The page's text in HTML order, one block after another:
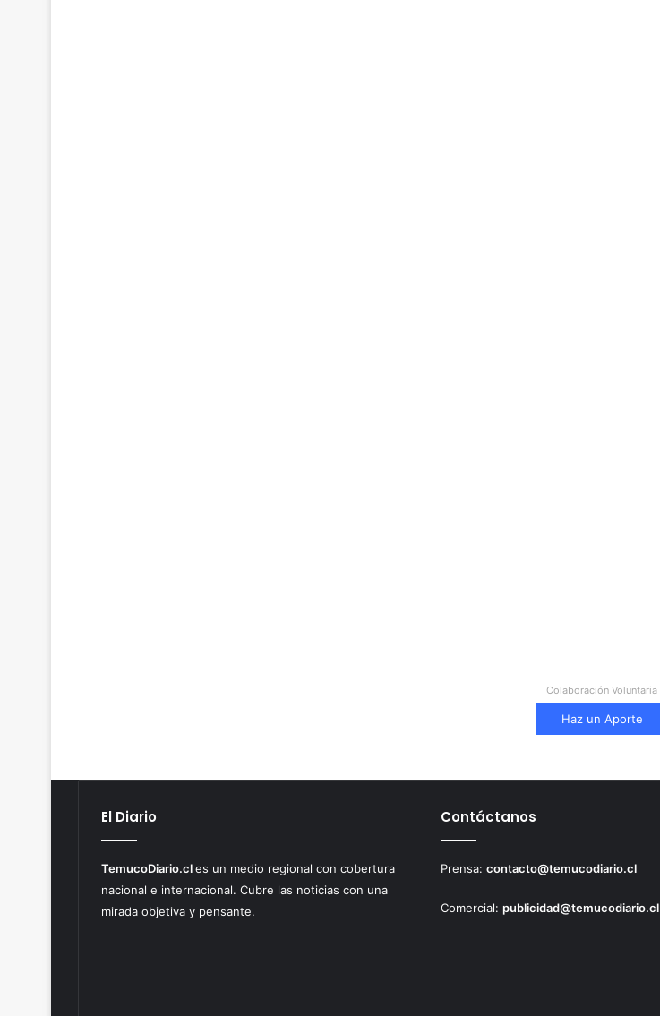
Colaboración Voluntaria
Haz un Aporte
El Diario
TemucoDiario.cles un medio regional con cobertura
nacional e internacional. Cubre las noticias con una
mirada objetiva y pensante.
Contáctanos
Prensa:contacto@temucodiario.cl
Comercial:publicidad@temucodiario.cl